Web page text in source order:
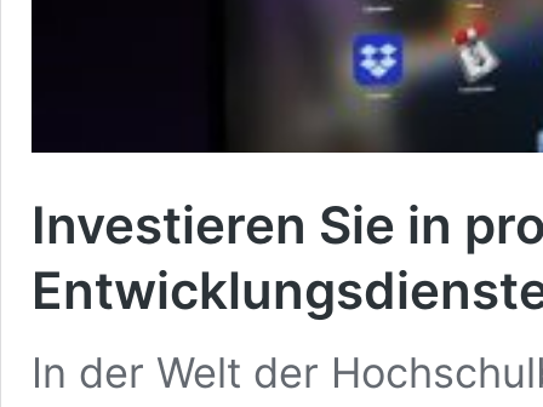
Investieren Sie in
In der Welt der